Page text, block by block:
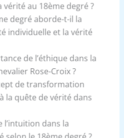
au 18ème degré ?
degré aborde-t-il la
individuelle et la vérité
de l’éthique dans la
Rose-Croix ?
de transformation
la quête de vérité dans
l’intuition dans la